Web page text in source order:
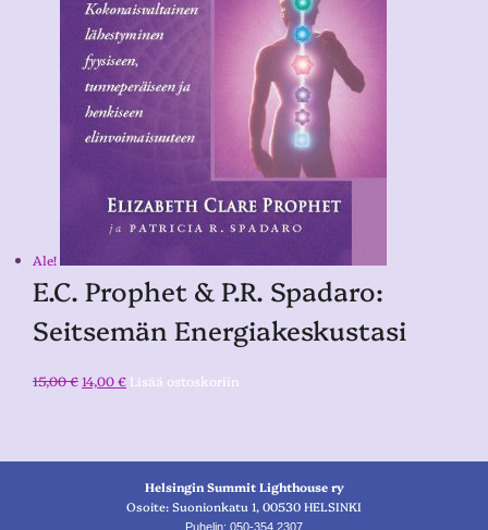
Ale!
E.C. Prophet & P.R. Spadaro:
Seitsemän Energiakeskustasi
15,00€ 14,00€ Lisää ostoskoriin
Helsingin Summit Lighthouse ry
Osoite: Suonionkatu 1, 00530 HELSINKI
Puhelin: 050-354 2307